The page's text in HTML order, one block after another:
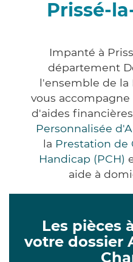
Prissé-
Impanté à
département
l'ensemble de la
vous
d'aides
Personnalisée
la Prestation de
Handicap (PCH)
aide à
Les pièces
votre dossier